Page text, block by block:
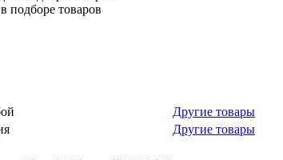
подборе товаров
Другие товары
Другие товары